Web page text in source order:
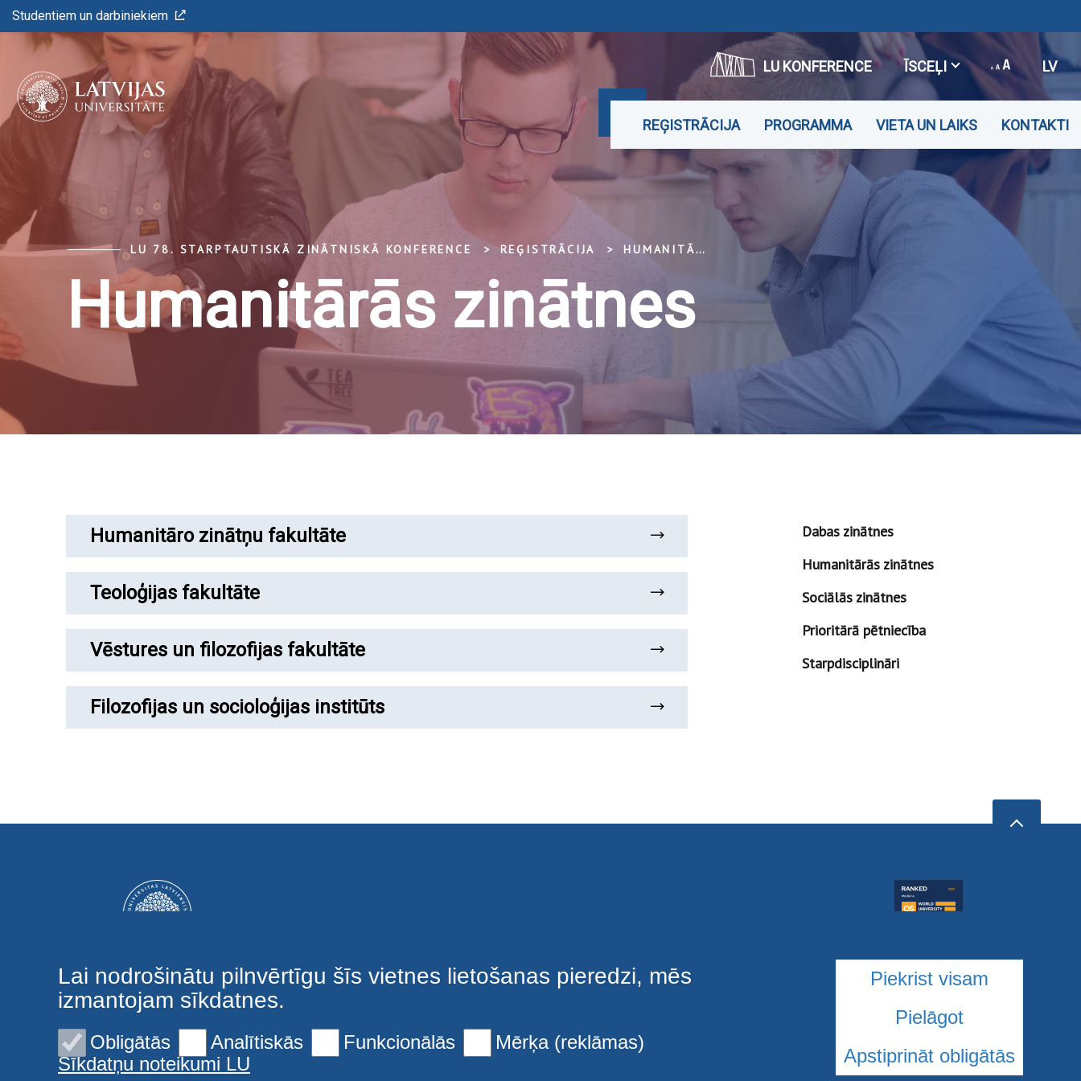
Studentiem un darbiniekiem
LU KONFERENCE ĪSCEĻI LV
REĢISTRĀCIJA PROGRAMMA VIETA UN LAIKS KONTAKTI
LU 78. STARPTAUTISKĀ ZINĀTNISKĀ KONFERENCE REĢISTRĀCIJA HUMANITĀRĀS ZINĀTNES
Humanitārās zinātnes
Humanitāro zinātņu fakultāte
Teoloģijas fakultāte
Vēstures un filozofijas fakultāte
Filozofijas un socioloģijas institūts
Dabas zinātnes
Humanitārās zinātnes
Sociālās zinātnes
Prioritārā pētniecība
Starpdisciplināri
© 2026 Latvijas Universitāte. Visas tiesības aizsargātas
Lai nodrošinātu pilnvērtīgu šīs vietnes lietošanas pieredzi, mēs
izmantojam sīkdatnes.
Obligātās Analītiskās Funkcionālās
Mērķa (reklāmas)
Sīkdatņu noteikumi LU
Piekrist visam
Pielāgot
Apstiprināt obligātās